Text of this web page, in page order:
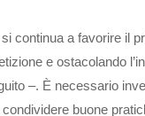
continua a favorire il
e ostacolando
–. È necessario
buone